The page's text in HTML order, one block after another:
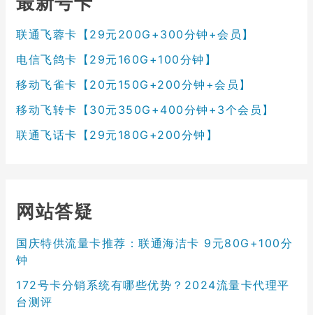
联通飞蓉卡【29元200G+300分钟+会员】
电信飞鸽卡【29元160G+100分钟】
移动飞雀卡【20元150G+200分钟+会员】
移动飞转卡【30元350G+400分钟+3个会员】
联通飞话卡【29元180G+200分钟】
网站答疑
国庆特供流量卡推荐：联通海洁卡 9元80G+100分
钟
172号卡分销系统有哪些优势？2024流量卡代理平
台测评